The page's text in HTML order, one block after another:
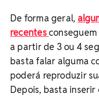
De forma geral,
recentes
a partir de 3 ou 4
basta falar alguma
poderá reproduzir
Depois, basta